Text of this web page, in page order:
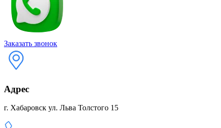
Заказать звонок
Адрес
г. Хабаровск ул. Льва Толстого 15